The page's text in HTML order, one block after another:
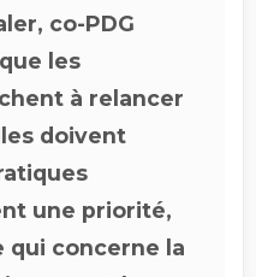
co-PDG
les
à relancer
doivent
une priorité,
qui concerne la